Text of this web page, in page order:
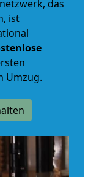
das
ist
Umzug.